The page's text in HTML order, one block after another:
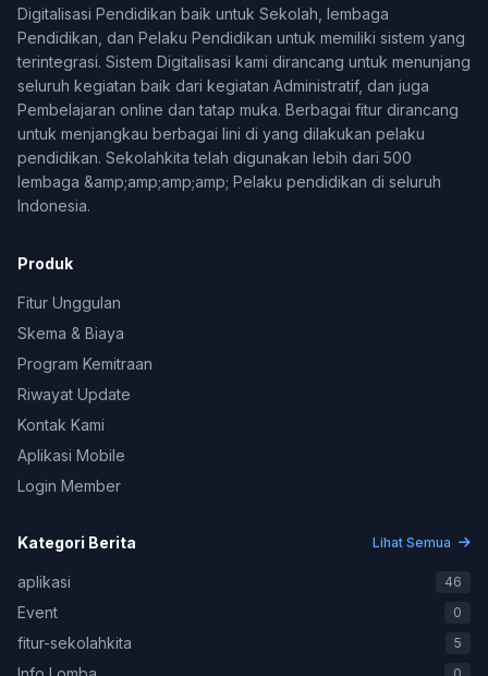
Digitalisasi Pendidikan baik untuk Sekolah, lembaga
Pendidikan, dan Pelaku Pendidikan untuk memiliki sistem yang
terintegrasi. Sistem Digitalisasi kami dirancang untuk menunjang
seluruh kegiatan baik dari kegiatan Administratif, dan juga
Pembelajaran online dan tatap muka. Berbagai fitur dirancang
untuk menjangkau berbagai lini di yang dilakukan pelaku
pendidikan. Sekolahkita telah digunakan lebih dari 500
lembaga &amp;amp;amp;amp; Pelaku pendidikan di seluruh
Indonesia.
Produk
Fitur Unggulan
Skema & Biaya
Program Kemitraan
Riwayat Update
Kontak Kami
Aplikasi Mobile
Login Member
Kategori Berita Lihat Semua
aplikasi 46
Event 0
fitur-sekolahkita 5